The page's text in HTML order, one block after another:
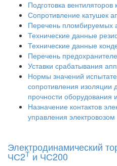
Подготовка вентиляторов
Сопротивление катушек
Перечень пломбируемых
Технические данные
Технические данные
Перечень
Уставки срабатывания
Нормы значений
сопротивления изоляции
прочности оборудования
Назначение контактов
управления электровозом
Электродинамический
ЧС2Т и ЧС200